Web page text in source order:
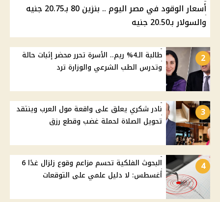
أسعار الوقود في مصر اليوم .. بنزين 80 بـ20.75 جنيه
والسولار بـ20.50 جنيه
2
طالبة الـ4% ريم.. الأسرة تحرر محضر إثبات حالة
وتدرس الطب الشرعي والوزارة ترد
3
نادر شكري يعلق على واقعة مول العرب وينتقد
تحويل الصلاة لحملة غضب وقطع رزق
4
البحوث الفلكية تحسم مزاعم وقوع زلزال غدًا 6
أغسطس: لا دليل علمي على التوقعات